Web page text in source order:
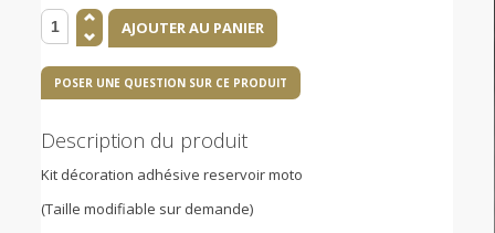
POSER UNE QUESTION SUR CE PRODUIT
Description du produit
Kit décoration adhésive reservoir moto
(Taille modifiable sur demande)